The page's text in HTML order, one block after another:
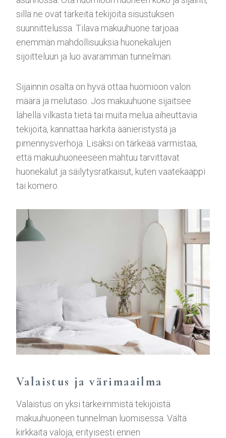
sillä ne ovat tärkeitä tekijöitä sisustuksen
suunnittelussa. Tilava makuuhuone tarjoaa
enemmän mahdollisuuksia huonekalujen
sijoitteluun ja luo avaramman tunnelman.
Sijainnin osalta on hyvä ottaa huomioon valon
määrä ja melutaso. Jos makuuhuone sijaitsee
lähellä vilkasta tietä tai muita melua aiheuttavia
tekijöitä, kannattaa harkita äänieristystä ja
pimennysverhoja. Lisäksi on tärkeää varmistaa,
että makuuhuoneeseen mahtuu tarvittavat
huonekalut ja säilytysratkaisut, kuten vaatekaappi
tai komero.
Valaistus ja värimaailma
Valaistus on yksi tärkeimmistä tekijöistä
makuuhuoneen tunnelman luomisessa. Vältä
kirkkaita valoja, erityisesti ennen